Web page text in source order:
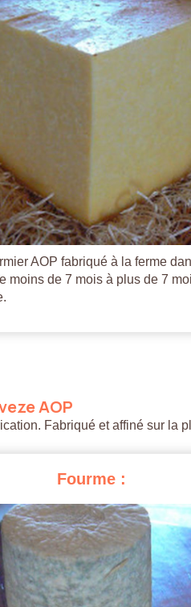
AOP fabriqué à la ferme
moins de 7 mois à plus de 7
AOP
Fabriqué et affiné sur la
Fourme :